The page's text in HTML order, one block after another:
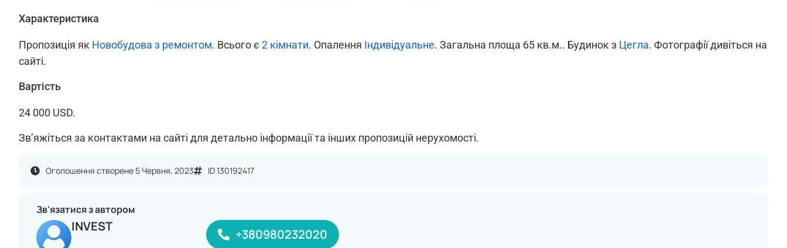
Характеристика
Пропозиція як Новобудова з ремонтом. Всього є 2 кімнати. Опалення Індивідуальне. Загальна площа 65 кв.м.. Будинок з Цегла. Фотографії дивіться на
сайті.
Вартість
24 000 USD.
Зв’яжіться за контактами на сайті для детально інформації та інших пропозицій нерухомості.
Оголошення створене 5 Червня, 2023 ID 130192417
Зв'язатися з автором
INVEST
+380980232020